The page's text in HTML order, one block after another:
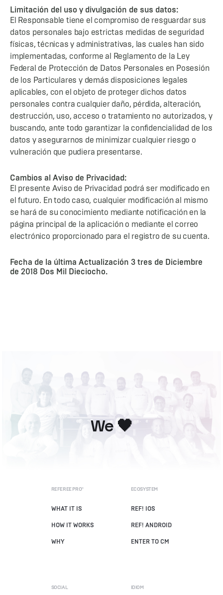
Limitación del uso y divulgación de sus datos:
El Responsable tiene el compromiso de resguardar sus
datos personales bajo estrictas medidas de seguridad
físicas, técnicas y administrativas, las cuales han sido
implementadas, conforme al Reglamento de la Ley
Federal de Protección de Datos Personales en Posesión
de los Particulares y demás disposiciones legales
aplicables, con el objeto de proteger dichos datos
personales contra cualquier daño, pérdida, alteración,
destrucción, uso, acceso o tratamiento no autorizados, y
buscando, ante todo garantizar la confidencialidad de los
datos y asegurarnos de minimizar cualquier riesgo o
vulneración que pudiera presentarse.
Cambios al Aviso de Privacidad:
El presente Aviso de Privacidad podrá ser modificado en
el futuro. En todo caso, cualquier modificación al mismo
se hará de su conocimiento mediante notificación en la
página principal de la aplicación o mediante el correo
electrónico proporcionado para el registro de su cuenta.
Fecha de la última Actualización 3 tres de Diciembre
de 2018 Dos Mil Dieciocho.
We 🖤️
REFEREE PRO®
WHAT IT IS
HOW IT WORKS
WHY
ECOSYSTEM
REF! IOS
REF! ANDROID
ENTER TO CM
SOCIAL IDIOM